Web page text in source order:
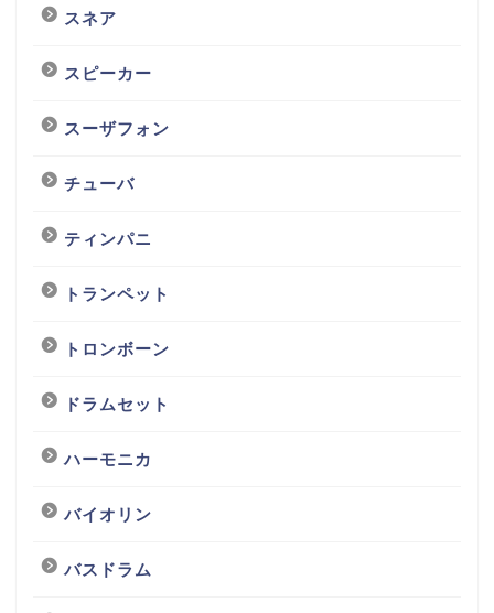
スネア
スピーカー
スーザフォン
チューバ
ティンパニ
トランペット
トロンボーン
ドラムセット
ハーモニカ
バイオリン
バスドラム